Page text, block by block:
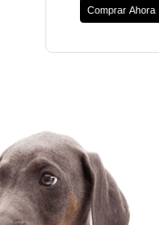
Comprar Ahora